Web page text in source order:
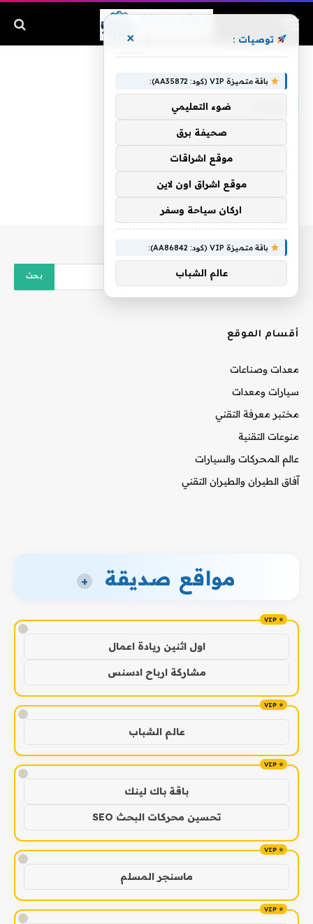
أقسام الموقع
معدات وصناعات
سيارات ومعدات
مختبر معرفة التقني
منوعات التقنية
عالم المحركات والسيارات
آفاق الطيران والطيران التقني
مواقع صديقة +
!
اول اثنين ريادة اعمال
مشاركة ارباح ادسنس
!
عالم الشباب
!
باقة باك لينك
تحسين محركات البحث SEO
!
ماسنجر المسلم
!
توصيات : ×
باقة متميزة VIP (كود: AA35872):
ضوء التعليمي
صحيفة برق
موقع اشراقات
موقع اشراق اون لاين
اركان سياحة وسفر
باقة متميزة VIP (كود: AA86842):
عالم الشباب